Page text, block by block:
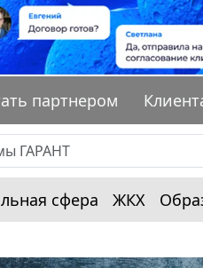
партнером
сфера ЖКХ